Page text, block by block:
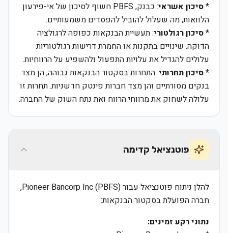
*סיכון אשראי
: כבנק, PBFS חשוף לסיכון של אי-פירעון
הלוואות, מה שעלול להוביל להפסדים משמעותיים.
*סיכון רגולטורי: תעשיית הבנקאות כפופה לרגולציה
הדוקה. שינויים בתקנות או החמרת דרישות רגולטוריות
עלולים להגדיל את עלויות התפעול ולהשפיע על הרווחיות.
*סיכון תחרותי: התחרות בסקטור הבנקאות גבוהה, הן מצד
בנקים מסורתיים והן מצד חברות פינטק חדשניות. תחרות זו
עלולה לשחוק את מרווחי הרווח ואת נתח השוק של החברה.
פוטנציאל קדימה
להלן ניתוח פוטנציאל עבור Pioneer Bancorp Inc (PBFS),
חברה הפועלת בסקטור הבנקאות:
נתוני רקע זמינים: